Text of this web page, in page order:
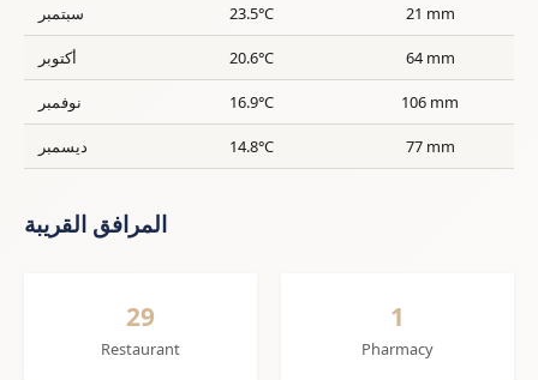
سبتمبر 23.5°C 21 mm
أكتوبر 20.6°C 64 mm
نوفمبر 16.9°C 106 mm
ديسمبر 14.8°C 77 mm
المرافق القريبة
29
Restaurant
1
Pharmacy